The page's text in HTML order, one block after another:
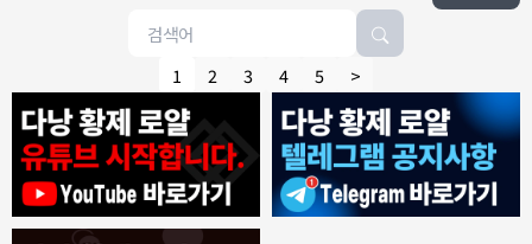
1 2 3 4 5 >